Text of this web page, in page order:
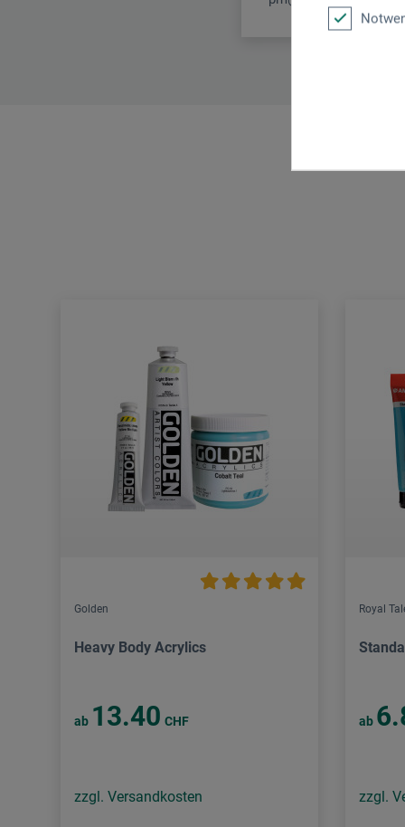
Golden
Heavy Body Acrylics
ab 13.40 CHF
zzgl. Versandkosten
Royal
ab
zzgl.